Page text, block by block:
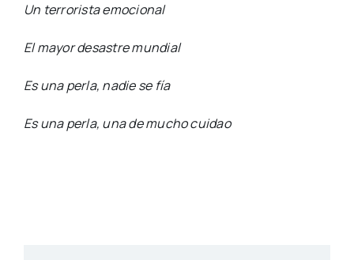
Un terrorista emocional
El mayor desastre mundial
Es una perla, nadie se fía
Es una perla, una de mucho cuidao